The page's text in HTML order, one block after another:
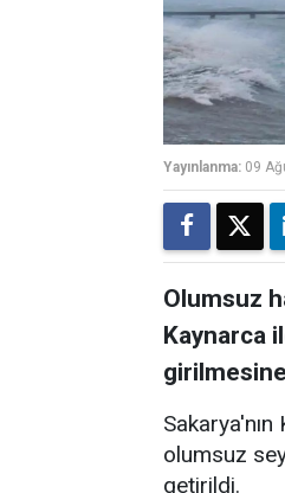
Yayınlanma: 09
Olumsuz
Kaynarca
olumsuz
getirildi.